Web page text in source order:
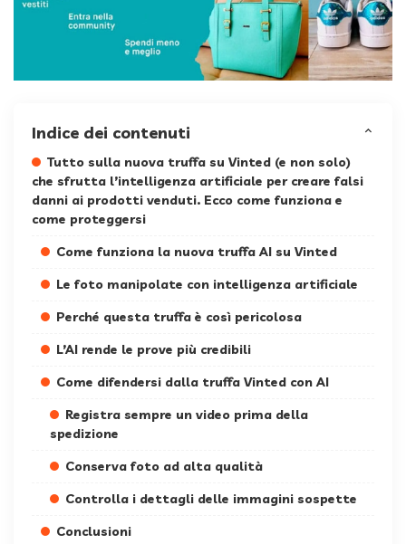
Indice dei contenuti
Tutto sulla nuova truffa su Vinted (e non solo)
che sfrutta l’intelligenza artificiale per creare falsi
danni ai prodotti venduti. Ecco come funziona e
come proteggersi
Come funziona la nuova truffa AI su Vinted
Le foto manipolate con intelligenza artificiale
Perché questa truffa è così pericolosa
L’AI rende le prove più credibili
Come difendersi dalla truffa Vinted con AI
Registra sempre un video prima della
spedizione
Conserva foto ad alta qualità
Controlla i dettagli delle immagini sospette
Conclusioni